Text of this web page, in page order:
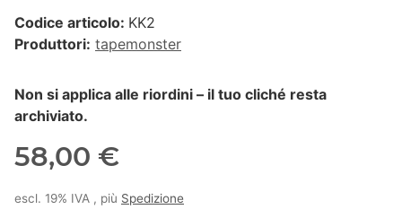
Codice articolo: KK2
Produttori: tapemonster
Non si applica alle riordini – il tuo cliché resta
archiviato.
58,00 €
escl. 19% IVA , più Spedizione